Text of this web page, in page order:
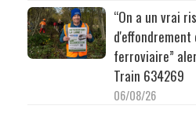
“On a un vrai
d'effondrement
ferroviaire”
Train 634269
06/08/26